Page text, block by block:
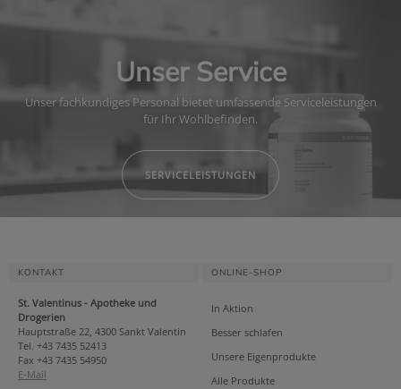
Unser Service
Unser fachkundiges Personal bietet umfassende Serviceleistungen
für Ihr Wohlbefinden.
SERVICELEISTUNGEN
KONTAKT
St. Valentinus - Apotheke und
Drogerien
Hauptstraße 22, 4300 Sankt Valentin
Tel. +43 7435 52413
Fax +43 7435 54950
E-Mail
ONLINE-SHOP
In Aktion
Besser schlafen
Unsere Eigenprodukte
Alle Produkte